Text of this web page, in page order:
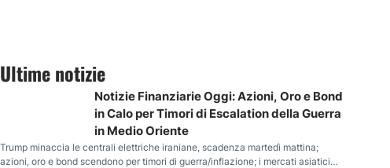
Ultime notizie
Notizie Finanziarie Oggi: Azioni, Oro e Bond
in Calo per Timori di Escalation della Guerra
in Medio Oriente
Trump minaccia le centrali elettriche iraniane, scadenza martedì mattina;
azioni, oro e bond scendono per timori di guerra/inflazione; i mercati asiatici